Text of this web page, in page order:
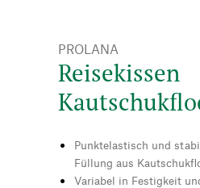
PROLANA
Reisekissen
Punktelastisch und
Füllung aus
Variabel in Festigkeit